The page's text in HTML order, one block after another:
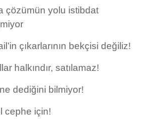
çözümün yolu istibdat
çıkarlarının bekçisi değiliz!
halkındır, satılamaz!
dediğini bilmiyor!
cephe için!